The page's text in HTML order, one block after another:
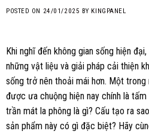
POSTED ON 24/01/2025 BY KINGPANEL
Khi nghĩ đến không gian sống hiện
những vật liệu và giải pháp cải thiện
sống trở nên thoải mái hơn. Một
được ưa chuộng hiện nay chính là
trần mát la phông là gì? Cấu tạo ra
sản phẩm này có gì đặc biệt? Hãy